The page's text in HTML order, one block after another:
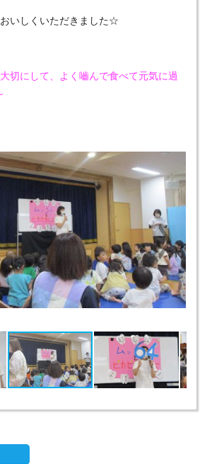
いしくいただきました☆
切にして、よく嚙んで食べて元気に過